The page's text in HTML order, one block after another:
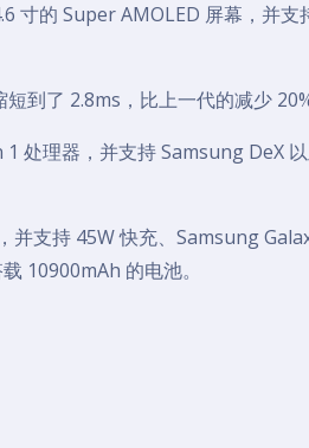
寸的 Super AMOLED 屏幕，并支
到了 2.8ms，比上一代的减少
处理器，并支持 Samsung DeX
并支持 45W 快充、Samsung
10900mAh 的电池。